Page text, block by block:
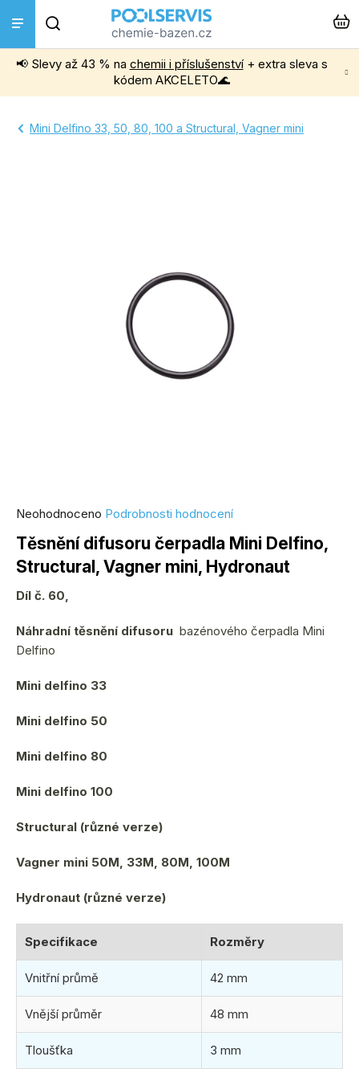
obsah
📢 Slevy až 43 % na chemii i příslušenství+ extra sleva s
kódem AKCELETO🌊
Bazénová chemie
Mini Delfino 33, 50, 80, 100 a Structural, Vagner mini
Těsnění difusoru čerpadla Mini Delfino,
Structural, Vagner mini, Hydronaut
Průměrné
produktu
je
0,0
5
hvězdiček.
Neohodnoceno Podrobnosti hodnocení
Díl č. 60,
Náhradní těsnění difusoru bazénového čerpadla Mini
Delfino
Mini delfino 33
Mini delfino 50
Mini delfino 80
Mini delfino 100
Structural (různé verze)
Vagner mini 50M, 33M, 80M, 100M
Hydronaut (různé verze)
Specifikace Rozměry
Vnitřní průmě 42 mm
Vnější průměr 48 mm
Tloušťka 3 mm